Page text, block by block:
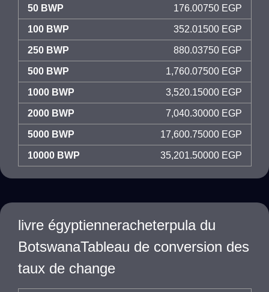
50 BWP 176.00750 EGP
100 BWP 352.01500 EGP
250 BWP 880.03750 EGP
500 BWP 1,760.07500 EGP
1000 BWP 3,520.15000 EGP
2000 BWP 7,040.30000 EGP
5000 BWP 17,600.75000 EGP
10000 BWP 35,201.50000 EGP
livre égyptienneracheterpula du
BotswanaTableau de conversion des
taux de change